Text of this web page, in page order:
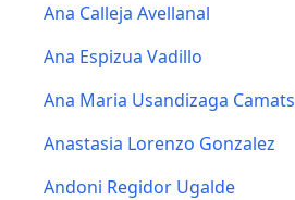
Ana Calleja Avellanal
Ana Espizua Vadillo
Ana Maria Usandizaga Camats
Anastasia Lorenzo Gonzalez
Andoni Regidor Ugalde